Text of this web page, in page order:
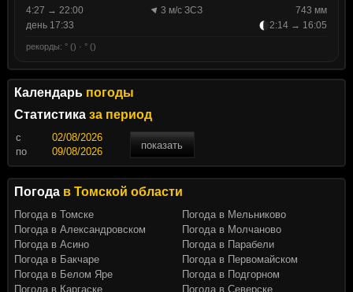
4:27 → 22:00
3 м/с ЗСЗ
743 мм
день 17:33
2:14 → 16:05
рекорды: ° () · ° ()
Календарь погоды
Статистика за период
c
показать
по
Погода в Томской области
Погода в Томске
Погода в Александровском
Погода в Асино
Погода в Бакчаре
Погода в Белом Яре
Погода в Каргаске
Погода в Мельниково
Погода в Молчаново
Погода в Парабели
Погода в Первомайском
Погода в Подгорном
Погода в Северске